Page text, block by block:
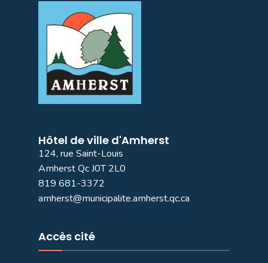
Hôtel de ville d'Amherst
124, rue Saint-Louis
Amherst Qc J0T 2L0
819 681-3372
amherst@municipalite.amherst.qc.ca
Accès cité